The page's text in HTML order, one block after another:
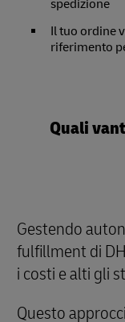
spedizione
Il tuo ordine
riferimento
Quali
Gestendo
fulfillment di
i costi e alti gli
Questo